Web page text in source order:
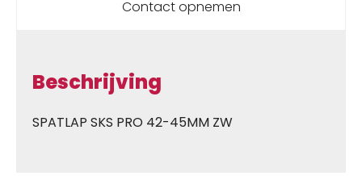
Contact opnemen
Beschrijving
SPATLAP SKS PRO 42-45MM ZW